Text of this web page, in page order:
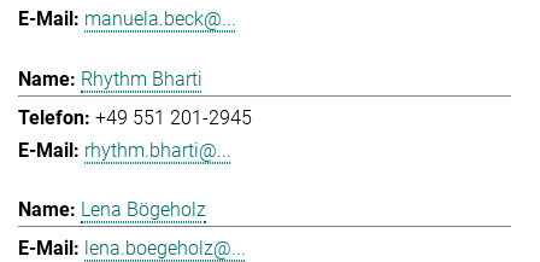
manuela.beck@...
Rhythm Bharti
+49 551 201-2945
rhythm.bharti@...
Lena Bögeholz
lena.boegeholz@...